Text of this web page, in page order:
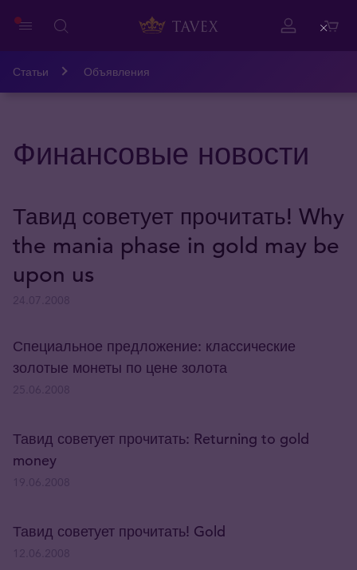
Статьи Объявления
Финансовые новости
Тавид советует прочитать! Why
the mania phase in gold may be
upon us
Специальное предложение: классические
золотые монеты по цене золота
Тавид советует прочитать: Returning to gold
money
Тавид советует прочитать! Gold
Close